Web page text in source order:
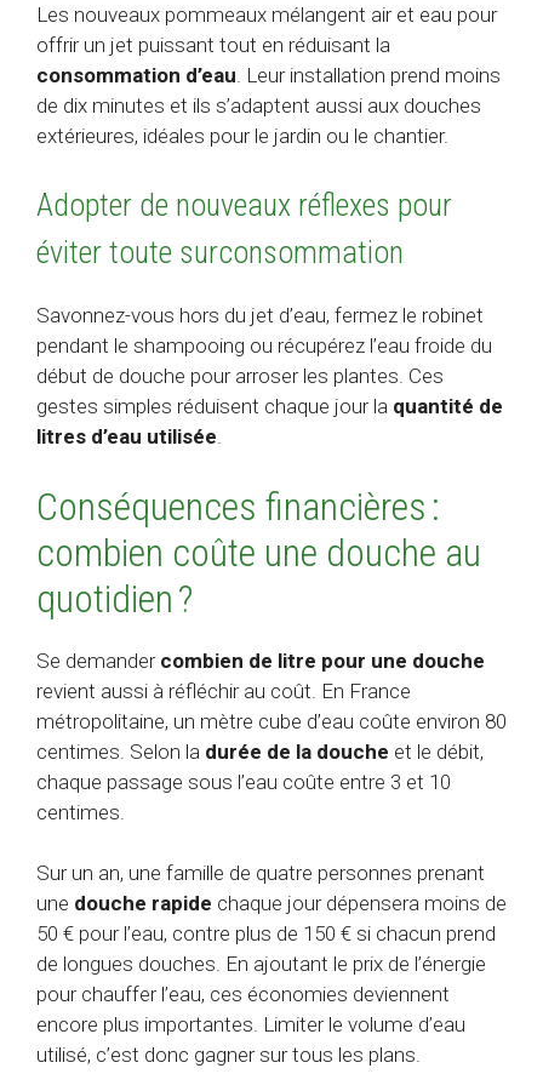
Les nouveaux pommeaux mélangent air et eau pour
offrir un jet puissant tout en réduisant la
consommation d’eau . Leur installation prend moins
de dix minutes et ils s’adaptent aussi aux douches
extérieures, idéales pour le jardin ou le chantier.
Adopter de nouveaux réflexes pour
éviter toute surconsommation
Savonnez-vous hors du jet d’eau, fermez le robinet
pendant le shampooing ou récupérez l’eau froide du
début de douche pour arroser les plantes. Ces
gestes simples réduisent chaque jour la quantité de
litres d’eau utilisée.
Conséquences financières :
combien coûte une douche au
quotidien ?
Se demander combien de litre pour une douche
revient aussi à réfléchir au coût. En France
métropolitaine, un mètre cube d’eau coûte environ 80
centimes. Selon la durée de la douche et le débit,
chaque passage sous l’eau coûte entre 3 et 10
centimes.
Sur un an, une famille de quatre personnes prenant
une douche rapide chaque jour dépensera moins de
50 € pour l’eau, contre plus de 150 € si chacun prend
de longues douches. En ajoutant le prix de l’énergie
pour chauffer l’eau, ces économies deviennent
encore plus importantes. Limiter le volume d’eau
utilisé, c’est donc gagner sur tous les plans.